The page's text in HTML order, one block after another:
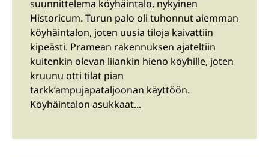
suunnittelema köyhäintalo, nykyinen
Historicum. Turun palo oli tuhonnut aiemman
köyhäintalon, joten uusia tiloja kaivattiin
kipeästi. Pramean rakennuksen ajateltiin
kuitenkin olevan liiankin hieno köyhille, joten
kruunu otti tilat pian
tarkk’ampujapataljoonan käyttöön.
Köyhäintalon asukkaat...